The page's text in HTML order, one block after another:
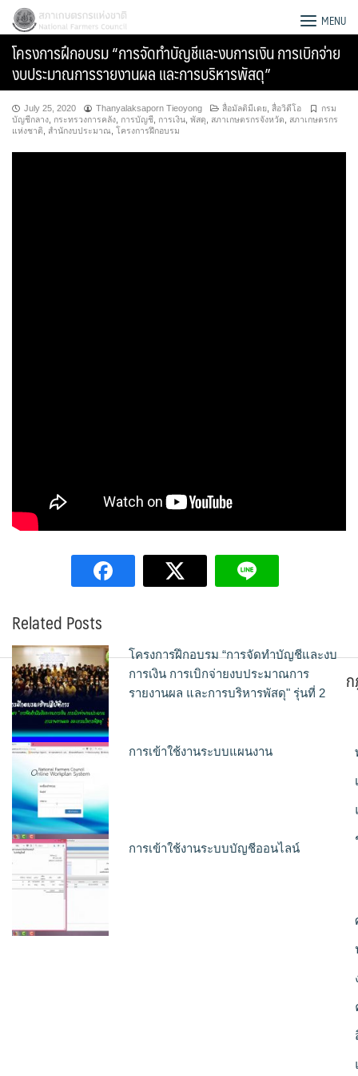
Skip
content
สภาเกษตรกรแห่งชาติ MENU
โครงการฝึกอบรม “การจัดทำบัญชีและงบการเงิน การเบิกจ่าย
งบประมาณการรายงานผล และการบริหารพัสดุ”
July 25, 2020 Thanyalaksaporn Tieoyong สื่อมัลติมีเดย สื่อวิดีโอ
กรม
บัญชีกลาง กระทรวงการคลัง การบัญชี การเงิน พัสดุ สภาเกษตรกรจังหวัด
สภาเกษตรกร
แห่งชาติ
สำนักงบประมาณ โครงการฝึกอบรม
Related Posts
โครงการฝึกอบรม “การจัดทำบัญชีและงบ
การเงิน การเบิกจ่ายงบประมาณการ
รายงานผล และการบริหารพัสดุ" รุ่นที่ 2
การเข้าใช้งานระบบแผนงาน
การเข้าใช้งานระบบบัญชีออนไลน์